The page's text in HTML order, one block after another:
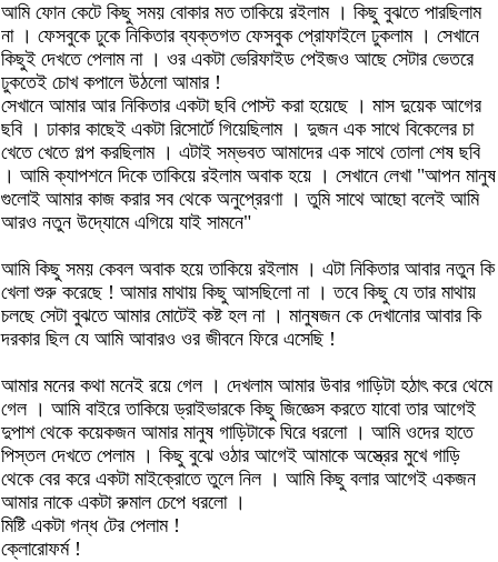
আমি ফোন কেটে কিছু সময় বোকার মত তাকিয়ে রইলাম । কিছু বুঝতে পারছিলাম
না । ফেসবুকে ঢুকে নিকিতার ব্যক্তগত ফেসবুক প্রোফাইলে ঢুকলাম । সেখানে
কিছুই দেখতে পেলাম না । ওর একটা ভেরিফাইড পেইজও আছে সেটার ভেতরে
ঢুকতেই চোখ কপালে উঠলো আমার !
সেখানে আমার আর নিকিতার একটা ছবি পোস্ট করা হয়েছে । মাস দুয়েক আগের
ছবি । ঢাকার কাছেই একটা রিসোর্টে গিয়েছিলাম । দুজন এক সাথে বিকেলের চা
খেতে খেতে গল্প করছিলাম । এটাই সম্ভবত আমাদের এক সাথে তোলা শেষ ছবি
। আমি ক্যাপশনে দিকে তাকিয়ে রইলাম অবাক হয়ে । সেখানে লেখা "আপন মানুষ
গুলোই আমার কাজ করার সব থেকে অনুপ্রেরণা । তুমি সাথে আছো বলেই আমি
আরও নতুন উদ্যোমে এগিয়ে যাই সামনে"
আমি কিছু সময় কেবল অবাক হয়ে তাকিয়ে রইলাম । এটা নিকিতার আবার নতুন কি
খেলা শুরু করেছে ! আমার মাথায় কিছু আসছিলো না । তবে কিছু যে তার মাথায়
চলছে সেটা বুঝতে আমার মোটেই কষ্ট হল না । মানুষজন কে দেখানোর আবার কি
দরকার ছিল যে আমি আবারও ওর জীবনে ফিরে এসেছি !
আমার মনের কথা মনেই রয়ে গেল । দেখলাম আমার উবার গাড়িটা হঠাৎ করে থেমে
গেল । আমি বাইরে তাকিয়ে ড্রাইভারকে কিছু জিজ্ঞেস করতে যাবো তার আগেই
দুপাশ থেকে কয়েকজন আমার মানুষ গাড়িটাকে ঘিরে ধরলো । আমি ওদের হাতে
পিস্তল দেখতে পেলাম । কিছু বুঝে ওঠার আগেই আমাকে অস্ত্রের মুখে গাড়ি
থেকে বের করে একটা মাইক্রোতে তুলে নিল । আমি কিছু বলার আগেই একজন
আমার নাকে একটা রুমাল চেপে ধরলো ।
মিষ্টি একটা গন্ধ টের পেলাম !
ক্লোরোফর্ম !